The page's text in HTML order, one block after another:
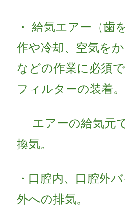
・ 給気エアー（歯
作や冷却、空気を
などの作業に必須
フィルターの装着。
エアーの給気元
換気。
・口腔内、口腔外
外への排気。